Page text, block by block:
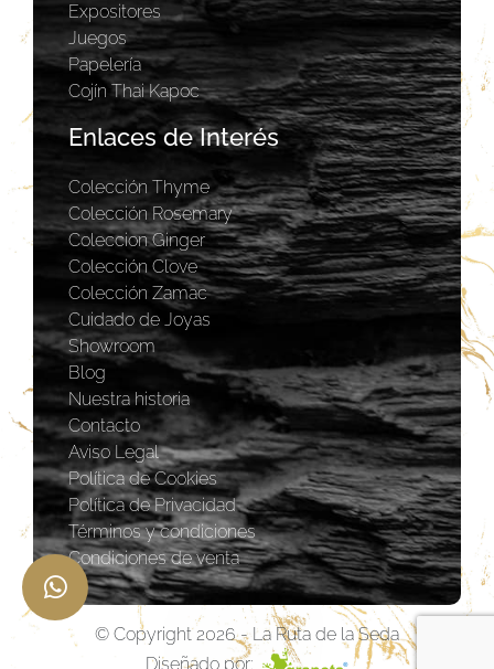
Expositores
Juegos
Papelería
Cojín Thai Kapoc
Enlaces de Interés
Colección Thyme
Colección Rosemary
Coleccion Ginger
Colección Clove
Colección Zamac
Cuidado de Joyas
Showroom
Blog
Nuestra historia
Contacto
Aviso Legal
Política de Cookies
Política de Privacidad
Términos y condiciones
Condiciones de venta
© Copyright 2026 - La Ruta de la Seda
Diseñado por: